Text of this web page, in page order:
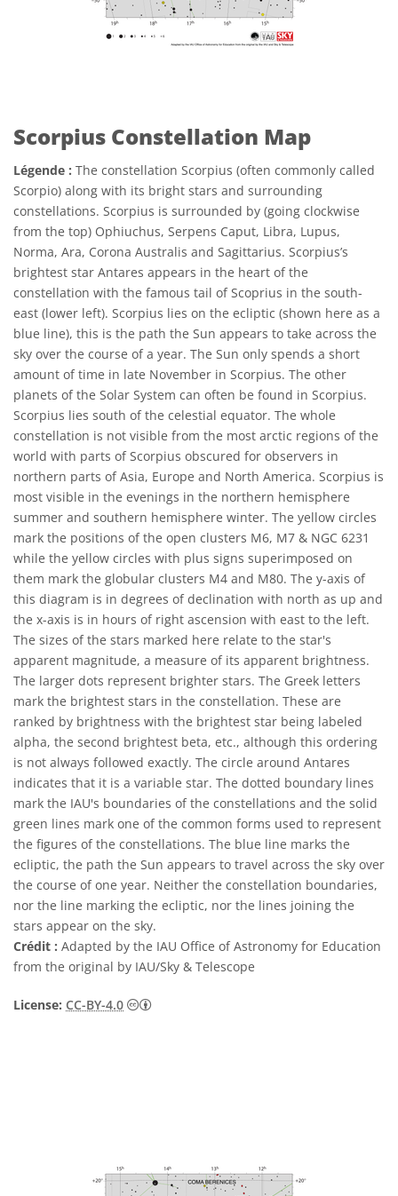
Scorpius Constellation Map
Légende : The constellation Scorpius (often commonly called
Scorpio) along with its bright stars and surrounding
constellations. Scorpius is surrounded by (going clockwise
from the top) Ophiuchus, Serpens Caput, Libra, Lupus,
Norma, Ara, Corona Australis and Sagittarius. Scorpius’s
brightest star Antares appears in the heart of the
constellation with the famous tail of Scoprius in the south-
east (lower left). Scorpius lies on the ecliptic (shown here as a
blue line), this is the path the Sun appears to take across the
sky over the course of a year. The Sun only spends a short
amount of time in late November in Scorpius. The other
planets of the Solar System can often be found in Scorpius.
Scorpius lies south of the celestial equator. The whole
constellation is not visible from the most arctic regions of the
world with parts of Scorpius obscured for observers in
northern parts of Asia, Europe and North America. Scorpius is
most visible in the evenings in the northern hemisphere
summer and southern hemisphere winter. The yellow circles
mark the positions of the open clusters M6, M7 & NGC 6231
while the yellow circles with plus signs superimposed on
them mark the globular clusters M4 and M80. The y-axis of
this diagram is in degrees of declination with north as up and
the x-axis is in hours of right ascension with east to the left.
The sizes of the stars marked here relate to the star's
apparent magnitude, a measure of its apparent brightness.
The larger dots represent brighter stars. The Greek letters
mark the brightest stars in the constellation. These are
ranked by brightness with the brightest star being labeled
alpha, the second brightest beta, etc., although this ordering
is not always followed exactly. The circle around Antares
indicates that it is a variable star. The dotted boundary lines
mark the IAU's boundaries of the constellations and the solid
green lines mark one of the common forms used to represent
the figures of the constellations. The blue line marks the
ecliptic, the path the Sun appears to travel across the sky over
the course of one year. Neither the constellation boundaries,
nor the line marking the ecliptic, nor the lines joining the
stars appear on the sky.
Crédit : Adapted by the IAU Office of Astronomy for Education
from the original by IAU/Sky & Telescope
License: CC-BY-4.0 Creative Commons (CC) Attribution 4.0